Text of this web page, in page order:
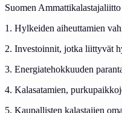
Suomen
1. Hylkeiden aiheuttamien
2. Investoinnit, jotka liittyvät
3. Energiatehokkuuden
4. Kalasatamien,
5. Kaupallisten kalastajien